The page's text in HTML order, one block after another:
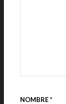
NOMBRE*